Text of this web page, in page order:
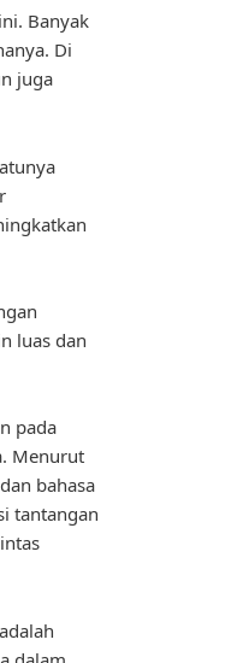
Banyak
Di
juga
luas dan
pada
Menurut
bahasa
tantangan